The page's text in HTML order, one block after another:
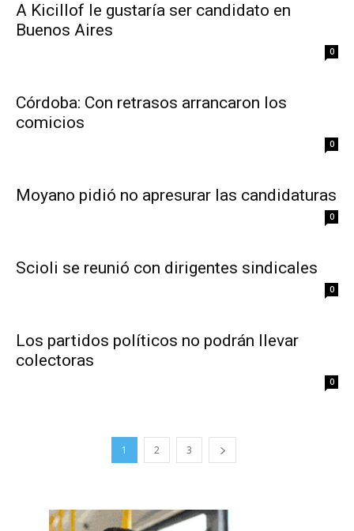
A Kicillof le gustaría ser candidato en
Buenos Aires
0
Córdoba: Con retrasos arrancaron los
comicios
0
Moyano pidió no apresurar las candidaturas
0
Scioli se reunió con dirigentes sindicales
0
Los partidos políticos no podrán llevar
colectoras
0
1 2 3